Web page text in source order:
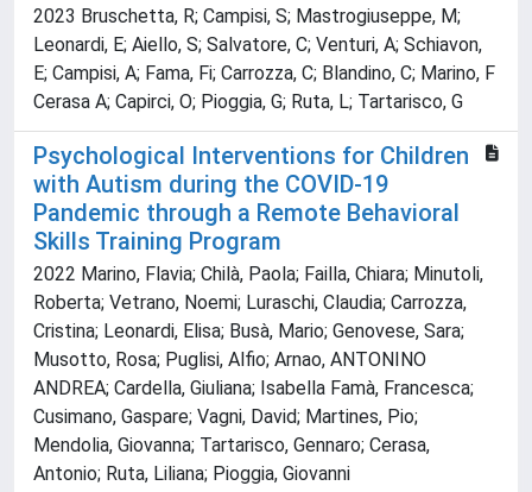
2023 Bruschetta, R; Campisi, S; Mastrogiuseppe, M;
Leonardi, E; Aiello, S; Salvatore, C; Venturi, A; Schiavon,
E; Campisi, A; Fama, Fi; Carrozza, C; Blandino, C; Marino, F
Cerasa A; Capirci, O; Pioggia, G; Ruta, L; Tartarisco, G
Psychological Interventions for Children
with Autism during the COVID-19
Pandemic through a Remote Behavioral
Skills Training Program
2022 Marino, Flavia; Chilà, Paola; Failla, Chiara; Minutoli,
Roberta; Vetrano, Noemi; Luraschi, Claudia; Carrozza,
Cristina; Leonardi, Elisa; Busà, Mario; Genovese, Sara;
Musotto, Rosa; Puglisi, Alfio; Arnao, ANTONINO
ANDREA; Cardella, Giuliana; Isabella Famà, Francesca;
Cusimano, Gaspare; Vagni, David; Martines, Pio;
Mendolia, Giovanna; Tartarisco, Gennaro; Cerasa,
Antonio; Ruta, Liliana; Pioggia, Giovanni